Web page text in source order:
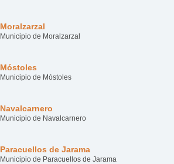
Moralzarzal
Municipio de Moralzarzal
Móstoles
Municipio de Móstoles
Navalcarnero
Municipio de Navalcarnero
Paracuellos de Jarama
Municipio de Paracuellos de Jarama